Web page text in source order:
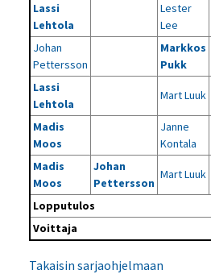
Lassi
Lehtola
Lester
Lee
Johan
Pettersson
Markkos
Pukk
Lassi
Lehtola
Mart Luuk
Madis
Moos
Janne
Kontala
Madis
Moos
Johan
Pettersson
Mart Luuk
Lopputulos
Voittaja
Takaisin sarjaohjelmaan